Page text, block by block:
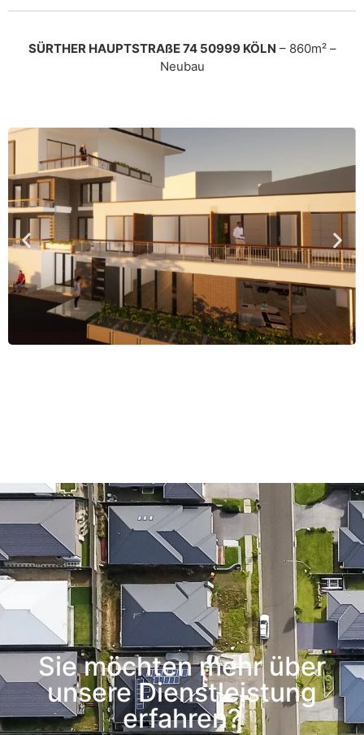
SÜRTHER HAUPTSTRAßE 74 50999 KÖLN – 860m² –
Neubau
Sie möchten mehr über
unsere Dienstleistung
erfahren?